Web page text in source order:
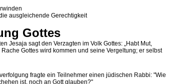
ausgleichende Gerechtigkeit
Gottes
Jesaja sagt den Verzagten im Volk Gottes: „Habt Mut,
Gottes wird kommen und seine Vergeltung; er selbst
fragte ein Teilnehmer einen jüdischen Rabbi: "Wie
ist, noch an Gott glauben?"